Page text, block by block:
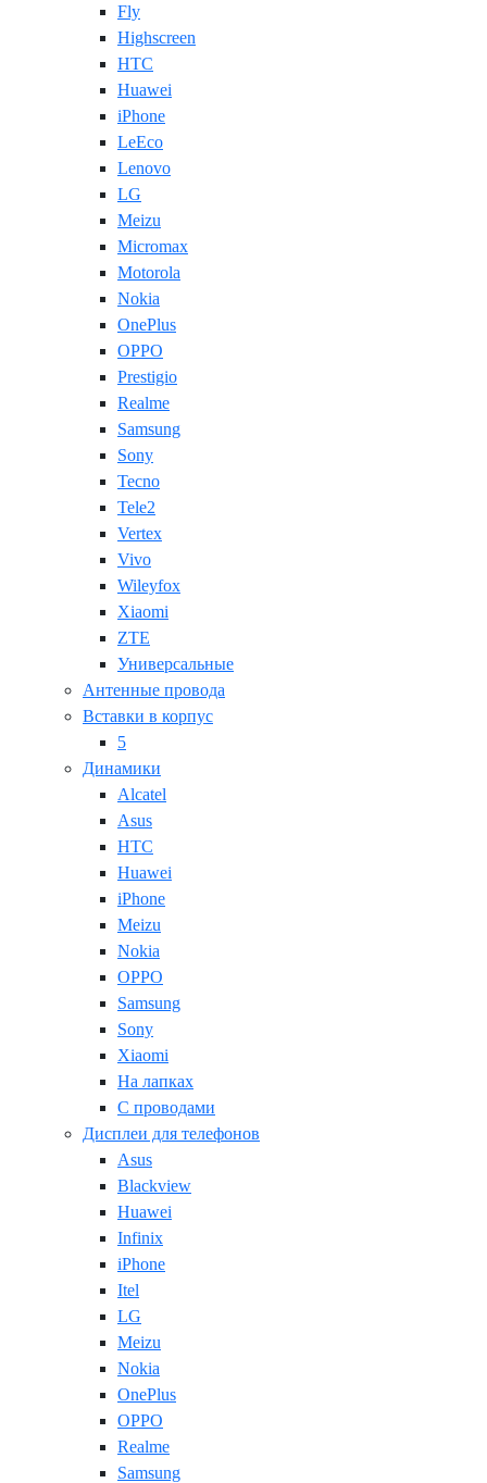
Fly
Highscreen
HTC
Huawei
iPhone
LeEco
Lenovo
LG
Meizu
Micromax
Motorola
Nokia
OnePlus
OPPO
Prestigio
Realme
Samsung
Sony
Tecno
Tele2
Vertex
Vivo
Wileyfox
Xiaomi
ZTE
Универсальные
Антенные провода
Вставки в корпус
5
Динамики
Alcatel
Asus
HTC
Huawei
iPhone
Meizu
Nokia
OPPO
Samsung
Sony
Xiaomi
На лапках
С проводами
Дисплеи для телефонов
Asus
Blackview
Huawei
Infinix
iPhone
Itel
LG
Meizu
Nokia
OnePlus
OPPO
Realme
Samsung